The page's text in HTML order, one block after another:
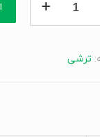
ترشی